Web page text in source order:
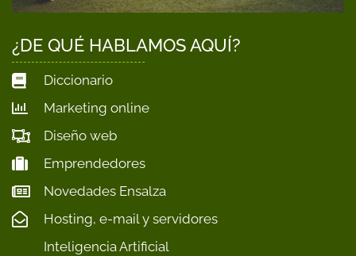
¿DE QUÉ HABLAMOS AQUÍ?
Diccionario
Marketing online
Diseño web
Emprendedores
Novedades Ensalza
Hosting, e-mail y servidores
Inteligencia Artificial